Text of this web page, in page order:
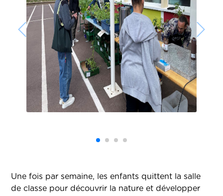
Une fois par semaine, les enfants quittent la salle
de classe pour découvrir la nature et développer